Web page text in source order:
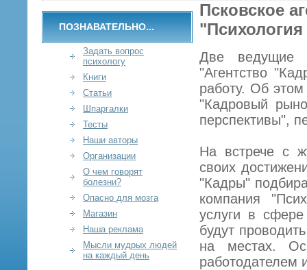
Псковское
Две ведущие
"Агентство
работу. Об
"Кадровый
перспективы",
На встрече с
своих
"Кадры"
компания
услуги в
будут
на местах.
работодателем
ПОЗНАВАТЕЛЬНО...
Задать вопрос
психологу
Книги
Статьи
Шпаргалки
Тесты
Наши авторы
Организации
О чем говорят
болезни?
Опасно для мозга
Магазин
Наша реклама
Мысли мудрых людей
на каждый день